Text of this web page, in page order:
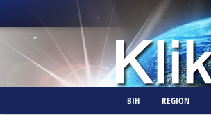
BIH REGION